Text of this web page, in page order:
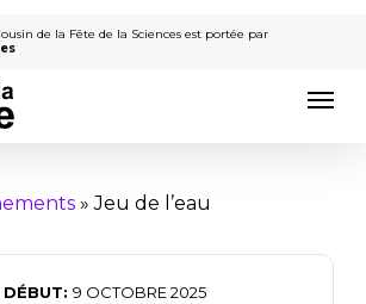
de la Fête de la Sciences est portée par
»Jeu de l’eau
9 OCTOBRE 2025